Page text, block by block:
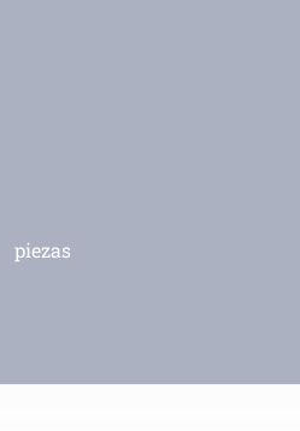
piezas